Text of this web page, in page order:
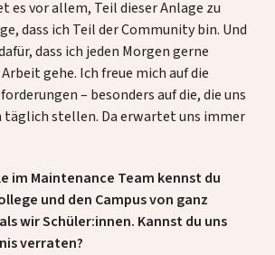
es vor allem, Teil dieser Anlage zu
dass ich Teil der Community bin. Und
dass ich jeden Morgen gerne
gehe. Ich freue mich auf die
– besonders auf die, die uns
täglich stellen. Da erwartet uns immer
im Maintenance Team kennst du
und den Campus von ganz
wir Schüler:innen. Kannst du uns
verraten?